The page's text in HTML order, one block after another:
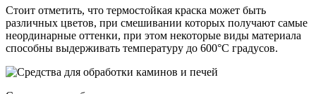
Стоит отметить, что термостойкая краска может быть
различных цветов, при смешивании которых получают самые
неординарные оттенки, при этом некоторые виды материала
способны выдерживать температуру до 600°С градусов.